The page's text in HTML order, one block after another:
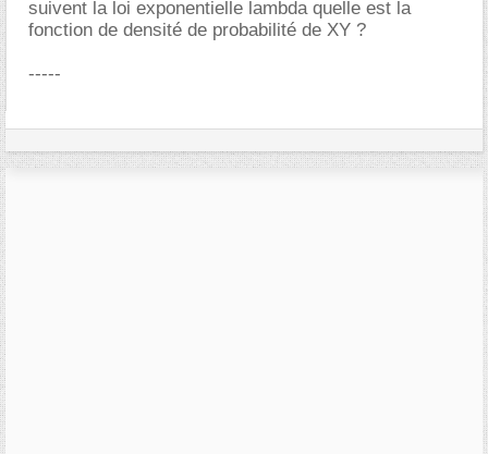
suivent la loi exponentielle lambda quelle est la
fonction de densité de probabilité de XY ?
-----